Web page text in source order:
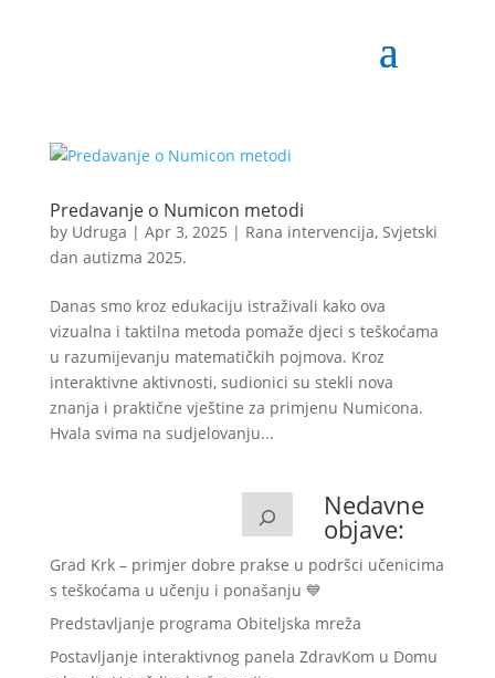
Predavanje o Numicon metodi
by Udruga | Apr 3, 2025 | Rana intervencija, Svjetski
dan autizma 2025.
Danas smo kroz edukaciju istraživali kako ova
vizualna i taktilna metoda pomaže djeci s teškoćama
u razumijevanju matematičkih pojmova. Kroz
interaktivne aktivnosti, sudionici su stekli nova
znanja i praktične vještine za primjenu Numicona.
Hvala svima na sudjelovanju...
Nedavne
objave:
Grad Krk – primjer dobre prakse u podršci učenicima
s teškoćama u učenju i ponašanju 💙
Predstavljanje programa Obiteljska mreža
Postavljanje interaktivnog panela ZdravKom u Domu